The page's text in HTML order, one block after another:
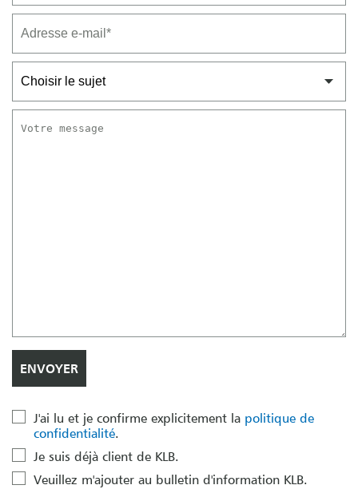
J'ai lu et je confirme explicitement la politique de
confidentialité.
Je suis déjà client de KLB.
Veuillez m'ajouter au bulletin d'information KLB.